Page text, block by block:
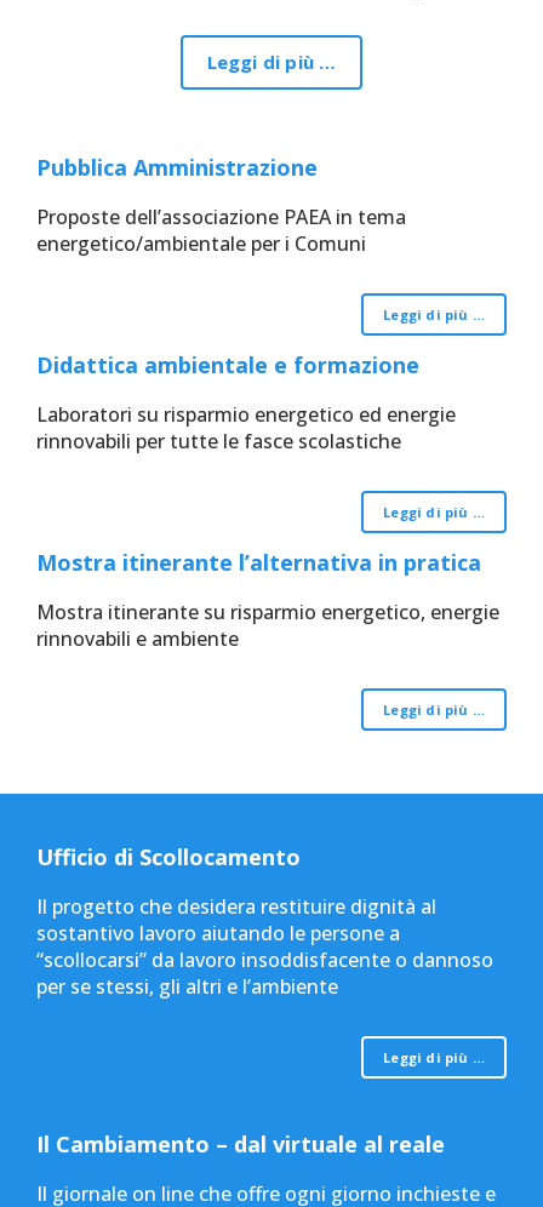
Leggi di più …
Pubblica Amministrazione
Proposte dell’associazione PAEA in tema
energetico/ambientale per i Comuni
Leggi di più …
Didattica ambientale e formazione
Laboratori su risparmio energetico ed energie
rinnovabili per tutte le fasce scolastiche
Leggi di più …
Mostra itinerante l’alternativa in pratica
Mostra itinerante su risparmio energetico, energie
rinnovabili e ambiente
Leggi di più …
Ufficio di Scollocamento
Il progetto che desidera restituire dignità al
sostantivo lavoro aiutando le persone a
“scollocarsi” da lavoro insoddisfacente o dannoso
per se stessi, gli altri e l’ambiente
Leggi di più …
Il Cambiamento – dal virtuale al reale
Il giornale on line che offre ogni giorno inchieste e